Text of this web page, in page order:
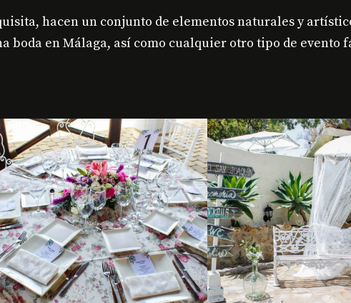
hacen un conjunto de elementos naturales y
boda en Málaga, así como cualquier otro tipo de